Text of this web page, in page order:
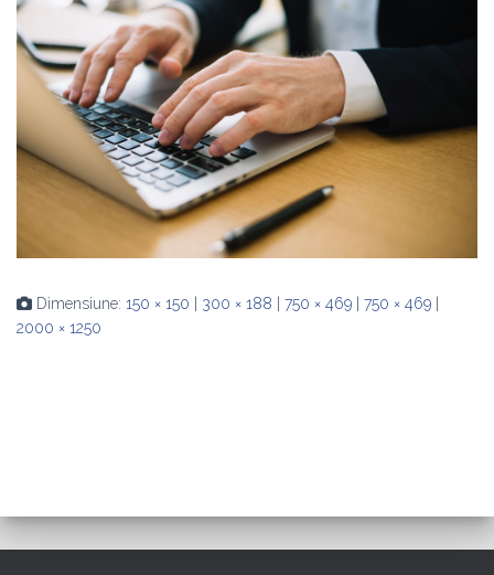
Dimensiune: 150 × 150 300 × 188 750 × 469 750 × 469
2000 × 1250